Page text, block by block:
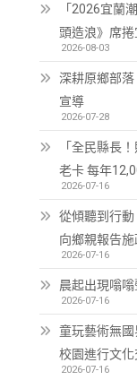
「2026宜蘭
頭造浪》席捲
2026-08-03
深耕原鄉部
宣導
2026-07-28
「全民縣長
老卡 每年
2026-07-16
從傾聽到行
向鄉親報告
2026-07-16
晨起出現嗡
2026-07-16
童玩藝術無
校園進行文化
2026-07-16